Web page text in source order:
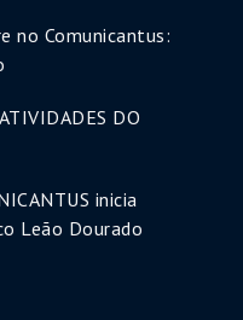
no Comunicantus:
DO
inicia
Leão Dourado